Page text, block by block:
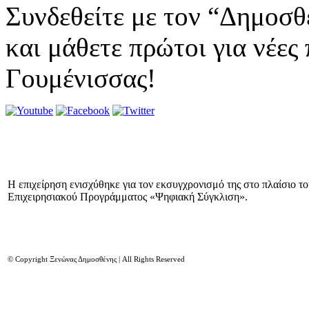
Συνδεθείτε με τον
και μάθετε πρώτοι για
Γουμένισσας!
Η επιχείρηση ενισχύθηκε για τον εκσυγχρονισμό της στο πλαίσιο
Επιχειρησιακού Προγράμματος «Ψηφιακή Σύγκλιση».
© Copyright Ξενώνας Δημοσθένης | All Rights Reserved